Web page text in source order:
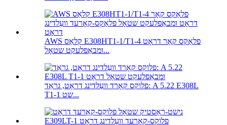
AWS קלאַס E308HT1-1/T1-4 פלאַקס קאָר דראָט
ומבאַפלעקט שטאָל...
פלוקס קאָרד וועַלדינג דראָט, גראַד: A 5.22 E308L
T1-1 שט...